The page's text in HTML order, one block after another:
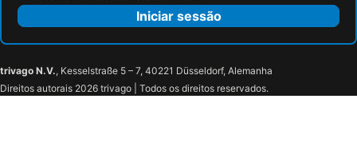
Iniciar sessão
trivago N.V., Kesselstraße 5 – 7, 40221 Düsseldorf, Alemanha
Direitos autorais 2026 trivago | Todos os direitos reservados.